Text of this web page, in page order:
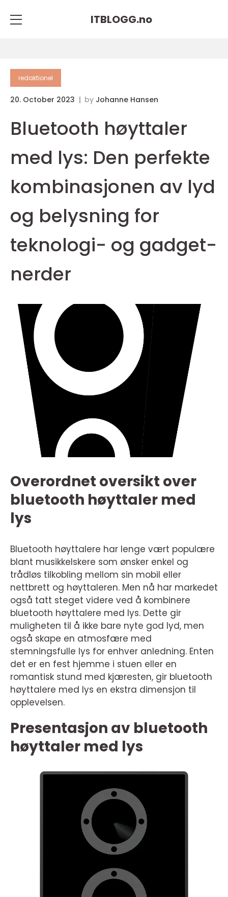
ITBLOGG.no
redaktionel
20. October 2023 by Johanne Hansen
Bluetooth høyttaler
med lys: Den perfekte
kombinasjonen av lyd
og belysning for
teknologi- og gadget-
nerder
Overordnet oversikt over
bluetooth høyttaler med
lys
Bluetooth høyttalere har lenge vært populære
blant musikkelskere som ønsker enkel og
trådløs tilkobling mellom sin mobil eller
nettbrett og høyttaleren. Men nå har markedet
også tatt steget videre ved å kombinere
bluetooth høyttalere med lys. Dette gir
muligheten til å ikke bare nyte god lyd, men
også skape en atmosfære med
stemningsfulle lys for enhver anledning. Enten
det er en fest hjemme i stuen eller en
romantisk stund med kjæresten, gir bluetooth
høyttalere med lys en ekstra dimensjon til
opplevelsen.
Presentasjon av bluetooth
høyttaler med lys